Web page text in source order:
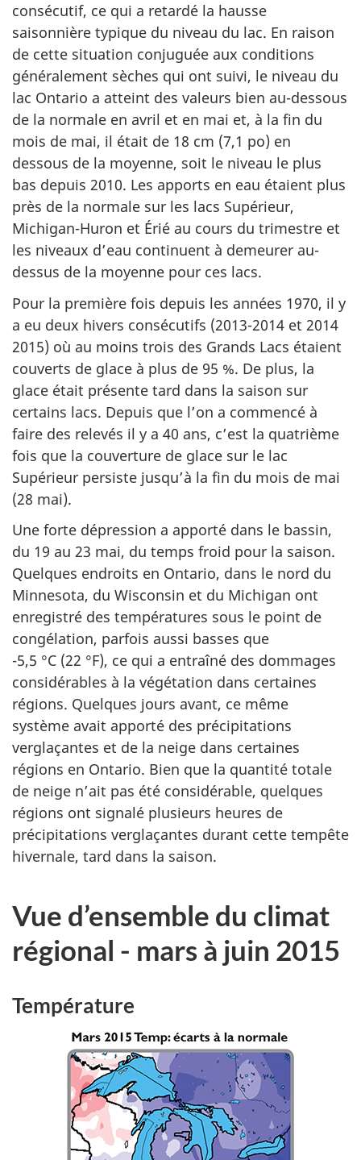
consécutif, ce qui a retardé la hausse
saisonnière typique du niveau du lac. En raison
de cette situation conjuguée aux conditions
généralement sèches qui ont suivi, le niveau du
lac Ontario a atteint des valeurs bien au-dessous
de la normale en avril et en mai et, à la fin du
mois de mai, il était de 18 cm (7,1 po) en
dessous de la moyenne, soit le niveau le plus
bas depuis 2010. Les apports en eau étaient plus
près de la normale sur les lacs Supérieur,
Michigan-Huron et Érié au cours du trimestre et
les niveaux d’eau continuent à demeurer au-
dessus de la moyenne pour ces lacs.
Pour la première fois depuis les années 1970, il y
a eu deux hivers consécutifs (2013-2014 et 2014
2015) où au moins trois des Grands Lacs étaient
couverts de glace à plus de 95 %. De plus, la
glace était présente tard dans la saison sur
certains lacs. Depuis que l’on a commencé à
faire des relevés il y a 40 ans, c’est la quatrième
fois que la couverture de glace sur le lac
Supérieur persiste jusqu’à la fin du mois de mai
(28 mai).
Une forte dépression a apporté dans le bassin,
du 19 au 23 mai, du temps froid pour la saison.
Quelques endroits en Ontario, dans le nord du
Minnesota, du Wisconsin et du Michigan ont
enregistré des températures sous le point de
congélation, parfois aussi basses que
-5,5 °C (22 °F), ce qui a entraîné des dommages
considérables à la végétation dans certaines
régions. Quelques jours avant, ce même
système avait apporté des précipitations
verglaçantes et de la neige dans certaines
régions en Ontario. Bien que la quantité totale
de neige n’ait pas été considérable, quelques
régions ont signalé plusieurs heures de
précipitations verglaçantes durant cette tempête
hivernale, tard dans la saison.
Vue d’ensemble du climat
régional - mars à juin 2015
Température